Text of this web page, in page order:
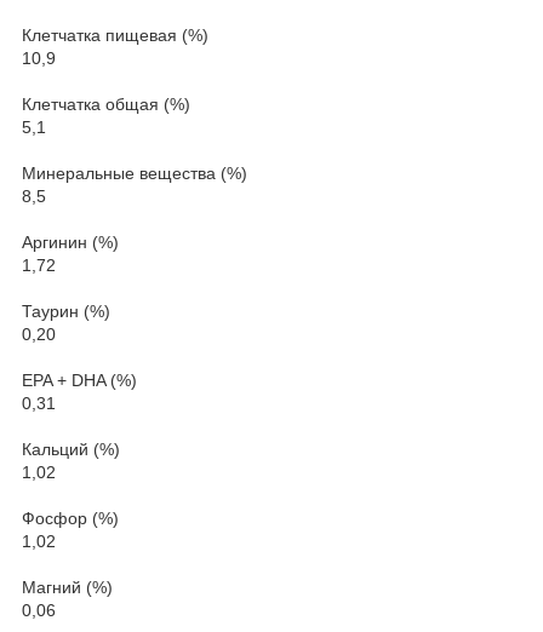
Клетчатка пищевая (%)
10,9
Клетчатка общая (%)
5,1
Минеральные вещества (%)
8,5
Аргинин (%)
1,72
Таурин (%)
0,20
EPA + DHA (%)
0,31
Кальций (%)
1,02
Фосфор (%)
1,02
Магний (%)
0,06